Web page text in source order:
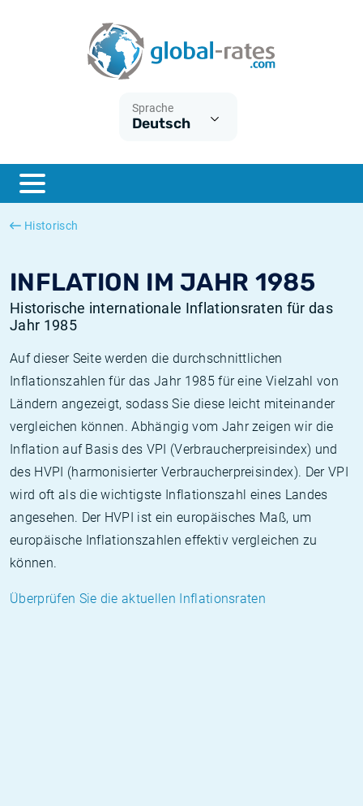
Sprache
Deutsch
Historisch
INFLATION IM JAHR 1985
Historische internationale Inflationsraten für das
Jahr 1985
Auf dieser Seite werden die durchschnittlichen
Inflationszahlen für das Jahr 1985 für eine Vielzahl von
Ländern angezeigt, sodass Sie diese leicht miteinander
vergleichen können. Abhängig vom Jahr zeigen wir die
Inflation auf Basis des VPI (Verbraucherpreisindex) und
des HVPI (harmonisierter Verbraucherpreisindex). Der VPI
wird oft als die wichtigste Inflationszahl eines Landes
angesehen. Der HVPI ist ein europäisches Maß, um
europäische Inflationszahlen effektiv vergleichen zu
können.
Überprüfen Sie die aktuellen Inflationsraten
ESTER
SONIA
Was ist die VPI-Inflation?
Was ist die HVPI-Inflation?
Deutsche inflation
Europäische inflation
Historische Euribor-Sätze
Historische ESTER-Sätze
Historische SOFR-Sätze
Historische SONIA-Sätze
Inflationsrechner